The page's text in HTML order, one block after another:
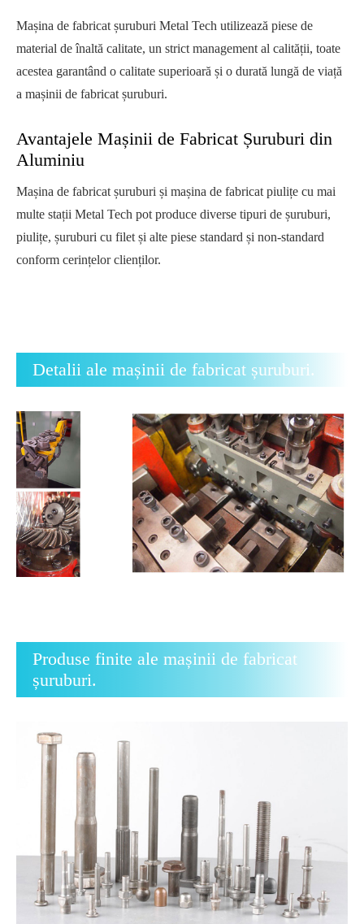
Mașina de fabricat șuruburi Metal Tech utilizează piese de
material de înaltă calitate, un strict management al calității, toate
acestea garantând o calitate superioară și o durată lungă de viață
a mașinii de fabricat șuruburi.
Avantajele Mașinii de Fabricat Șuruburi din
Aluminiu
Mașina de fabricat șuruburi și mașina de fabricat piulițe cu mai
multe stații Metal Tech pot produce diverse tipuri de șuruburi,
piulițe, șuruburi cu filet și alte piese standard și non-standard
conform cerințelor clienților.
Detalii ale mașinii de fabricat șuruburi.
Produse finite ale mașinii de fabricat
șuruburi.